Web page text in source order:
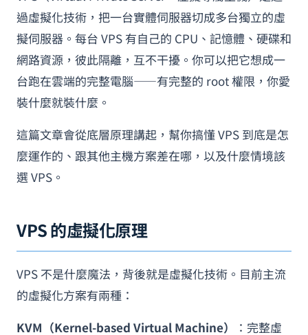
過虛擬化技術，把一台實體伺服器切成多台獨立的虛
擬伺服器。每台 VPS 有自己的 CPU、記憶體、硬碟和
網路資源，彼此隔離，互不干擾。你可以把它想成一
台跑在雲端的完整電腦——有完整的 root 權限，你愛
裝什麼就裝什麼。
這篇文章會從底層原理講起，幫你搞懂 VPS 到底是怎
麼運作的、跟其他主機方案差在哪，以及什麼情境該
選 VPS。
VPS 的虛擬化原理
VPS 不是什麼魔法，背後就是虛擬化技術。目前主流
的虛擬化方案有兩種：
KVM（Kernel-based Virtual Machine）
：完整虛